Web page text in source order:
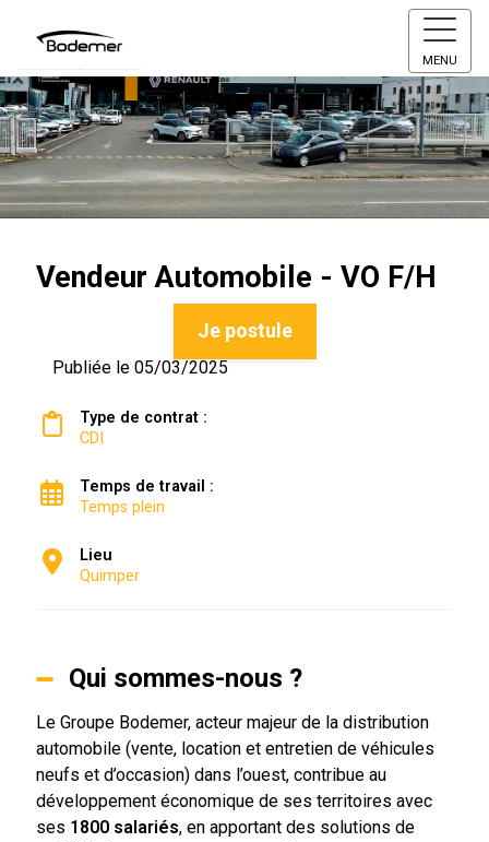
MENU
Vendeur Automobile - VO F/H
Je postule
Publiée le 05/03/2025
Type de contrat :
CDI
Temps de travail :
Temps plein
Lieu
Quimper
Qui sommes-nous ?
Le Groupe Bodemer, acteur majeur de la distribution
automobile (vente, location et entretien de véhicules
neufs et d’occasion) dans l’ouest, contribue au
développement économique de ses territoires avec
ses 1800 salariés, en apportant des solutions de